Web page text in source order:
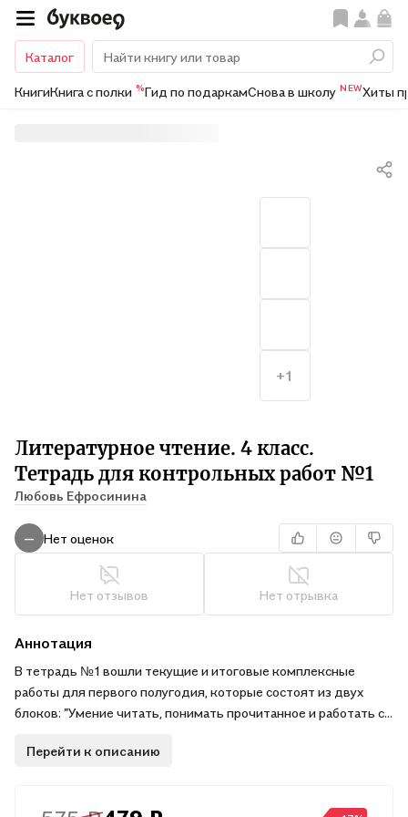
Каталог
КнигиКнига с полки %Гид по подаркамСнова в школу NEWХиты
Литературное чтение. 4 класс.
Тетрадь для контрольных работ №1
Любовь Ефросинина
— Нет оценок
Нет отзывов Нет отрывка
+1
Аннотация
В тетрадь №1 вошли текущие и итоговые комплексные
работы для первого полугодия, которые состоят из двух
блоков: "Умение читать, понимать прочитанное и работать с
компетентность", а также тестовые задания по изученным
Перейти к описанию